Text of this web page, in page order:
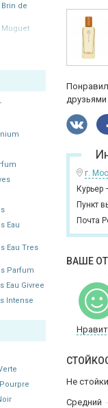
de
Eau
Eau Tres
Parfum
Eau Givree
Intense
друзьями
г.
Курьер
Пункт
Почта
ВАШЕ
Не
Средний